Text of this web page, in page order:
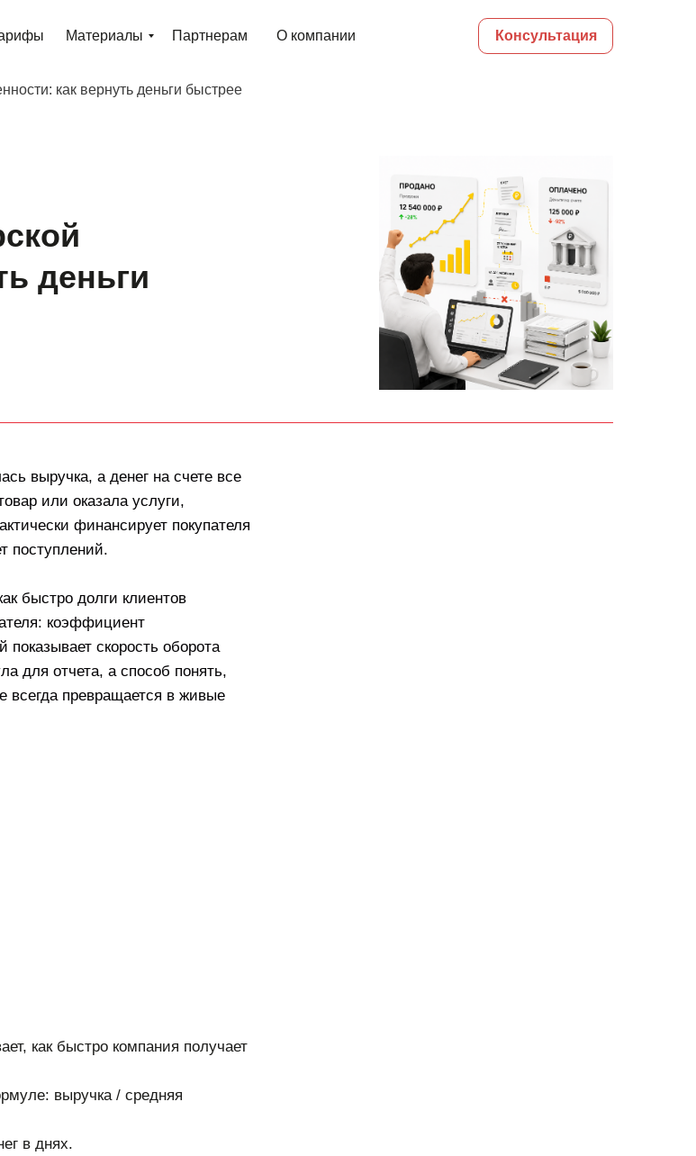
Консультация
О компании
Партнерам
Материалы
как вернуть деньги быстрее
деньги
выручка, а денег на счете все
или оказала услуги,
финансирует покупателя
поступлений.
быстро долги клиентов
коэффициент
скорость оборота
для отчета, а способ понять,
всегда превращается в живые
как быстро компания получает
выручка / средняя
в днях.